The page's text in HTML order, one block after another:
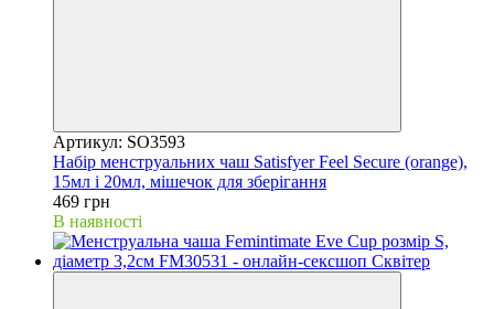
Артикул: SO3593
Набір менструальних чаш Satisfyer Feel Secure (orange),
15мл і 20мл, мішечок для зберігання
469 грн
В наявності